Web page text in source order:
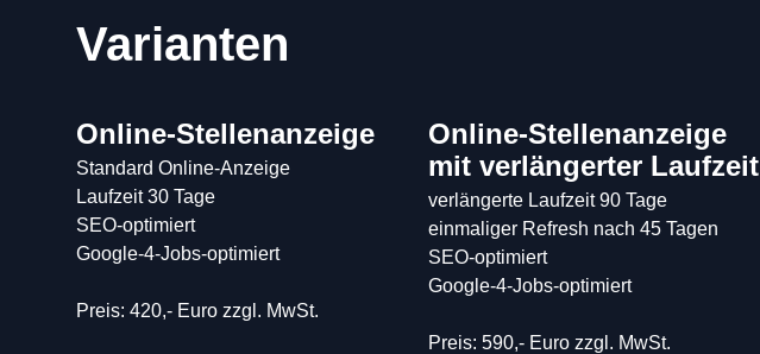
Varianten
Online-Stellenanzeige
Standard Online-Anzeige
Laufzeit 30 Tage
SEO-optimiert
Google-4-Jobs-optimiert
Preis: 420,- Euro zzgl. MwSt.
Online-Stellenanzeige
mit verlängerter Laufzeit
verlängerte Laufzeit 90 Tage
einmaliger Refresh nach 45 Tagen
SEO-optimiert
Google-4-Jobs-optimiert
Preis: 590,- Euro zzgl. MwSt.